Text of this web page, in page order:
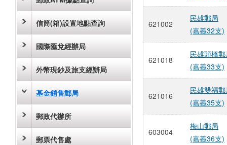
信筒(箱)設置地點查詢
國際匯兌經辦局
外幣現鈔及旅支經辦局
基金銷售郵局
郵政代辦所
郵票代售處
621002
民雄郵局
(嘉義32支)
621018
民雄頭橋
(嘉義33支)
621016
民雄雙福
(嘉義35支)
603004
梅山郵局
(嘉義36支)